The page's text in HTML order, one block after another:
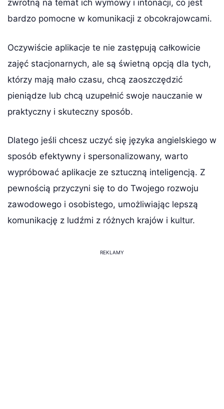
zwrotną na temat ich wymowy i intonacji, co jest
bardzo pomocne w komunikacji z obcokrajowcami.
Oczywiście aplikacje te nie zastępują całkowicie
zajęć stacjonarnych, ale są świetną opcją dla tych,
którzy mają mało czasu, chcą zaoszczędzić
pieniądze lub chcą uzupełnić swoje nauczanie w
praktyczny i skuteczny sposób.
Dlatego jeśli chcesz uczyć się języka angielskiego w
sposób efektywny i spersonalizowany, warto
wypróbować aplikacje ze sztuczną inteligencją. Z
pewnością przyczyni się to do Twojego rozwoju
zawodowego i osobistego, umożliwiając lepszą
komunikację z ludźmi z różnych krajów i kultur.
REKLAMY